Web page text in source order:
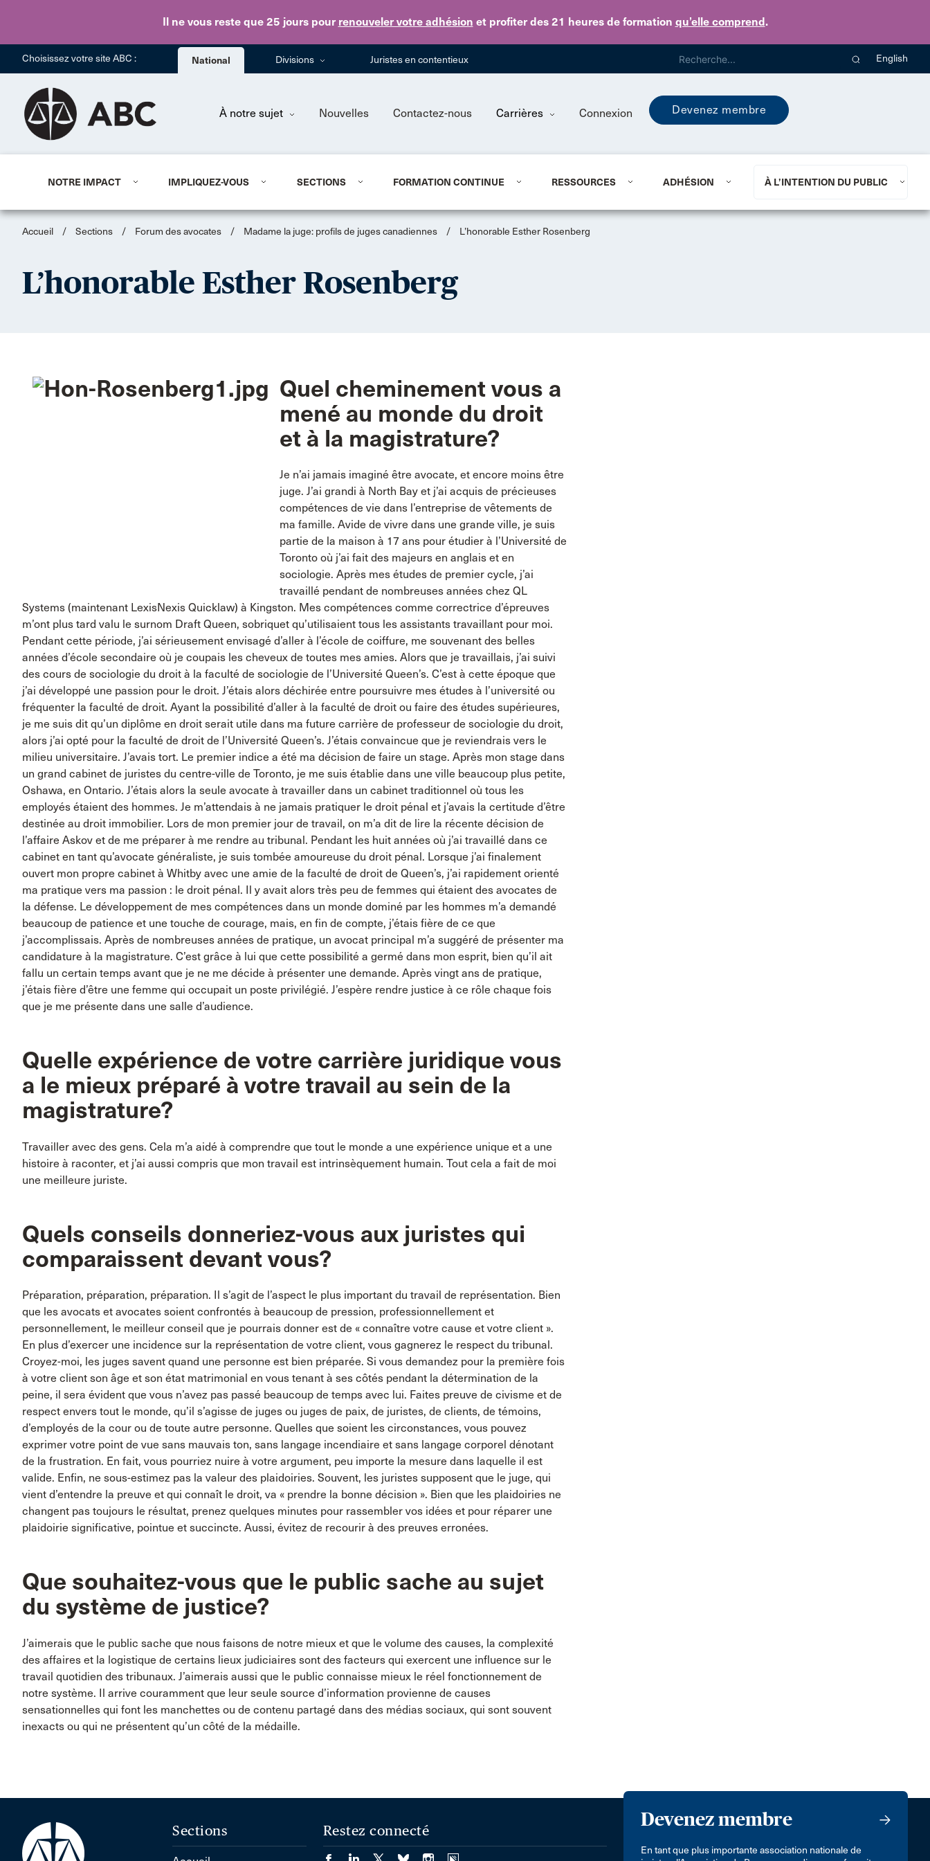
Il ne vous reste que 25 jourspour renouveler votre adhésion et profiter des 21 heures de formation qu’elle comprend.
Skip to main content
Choisissez votre site ABC : National Divisions Juristes en contentieux English
À notre sujet Nouvelles Contactez-nous Carrières Connexion Devenez membre
NOTRE IMPACT IMPLIQUEZ-VOUS SECTIONS FORMATION CONTINUE RESSOURCES ADHÉSION À L’INTENTION DU PUBLIC
Accueil / Sections / Forum des avocates / Madame la juge: profils de juges canadiennes / L’honorable Esther Rosenberg
L’honorable Esther Rosenberg
Quel cheminement vous a
mené au monde du droit
et à la magistrature?
Je n’ai jamais imaginé être avocate, et encore moins être
juge. J’ai grandi à North Bay et j’ai acquis de précieuses
compétences de vie dans l’entreprise de vêtements de
ma famille. Avide de vivre dans une grande ville, je suis
partie de la maison à 17 ans pour étudier à l’Université de
Toronto où j’ai fait des majeurs en anglais et en
sociologie. Après mes études de premier cycle, j’ai
travaillé pendant de nombreuses années chez QL
Systems (maintenant LexisNexis Quicklaw) à Kingston. Mes compétences comme correctrice d’épreuves
m’ont plus tard valu le surnom Draft Queen, sobriquet qu’utilisaient tous les assistants travaillant pour moi.
Pendant cette période, j’ai sérieusement envisagé d’aller à l’école de coiffure, me souvenant des belles
années d’école secondaire où je coupais les cheveux de toutes mes amies. Alors que je travaillais, j’ai suivi
des cours de sociologie du droit à la faculté de sociologie de l’Université Queen’s. C’est à cette époque que
j’ai développé une passion pour le droit. J’étais alors déchirée entre poursuivre mes études à l’université ou
fréquenter la faculté de droit. Ayant la possibilité d’aller à la faculté de droit ou faire des études supérieures,
je me suis dit qu’un diplôme en droit serait utile dans ma future carrière de professeur de sociologie du droit,
alors j’ai opté pour la faculté de droit de l’Université Queen’s. J’étais convaincue que je reviendrais vers le
milieu universitaire. J’avais tort. Le premier indice a été ma décision de faire un stage. Après mon stage dans
un grand cabinet de juristes du centre-ville de Toronto, je me suis établie dans une ville beaucoup plus petite,
Oshawa, en Ontario. J’étais alors la seule avocate à travailler dans un cabinet traditionnel où tous les
employés étaient des hommes. Je m’attendais à ne jamais pratiquer le droit pénal et j’avais la certitude d’être
destinée au droit immobilier. Lors de mon premier jour de travail, on m’a dit de lire la récente décision de
l’affaire Askov et de me préparer à me rendre au tribunal. Pendant les huit années où j’ai travaillé dans ce
cabinet en tant qu’avocate généraliste, je suis tombée amoureuse du droit pénal. Lorsque j’ai finalement
ouvert mon propre cabinet à Whitby avec une amie de la faculté de droit de Queen’s, j’ai rapidement orienté
ma pratique vers ma passion : le droit pénal. Il y avait alors très peu de femmes qui étaient des avocates de
la défense. Le développement de mes compétences dans un monde dominé par les hommes m’a demandé
beaucoup de patience et une touche de courage, mais, en fin de compte, j’étais fière de ce que
j’accomplissais. Après de nombreuses années de pratique, un avocat principal m’a suggéré de présenter ma
candidature à la magistrature. C’est grâce à lui que cette possibilité a germé dans mon esprit, bien qu’il ait
fallu un certain temps avant que je ne me décide à présenter une demande. Après vingt ans de pratique,
j’étais fière d’être une femme qui occupait un poste privilégié. J’espère rendre justice à ce rôle chaque fois
que je me présente dans une salle d’audience.
Quelle expérience de votre carrière juridique vous
a le mieux préparé à votre travail au sein de la
magistrature?
Travailler avec des gens. Cela m’a aidé à comprendre que tout le monde a une expérience unique et a une
histoire à raconter, et j’ai aussi compris que mon travail est intrinsèquement humain. Tout cela a fait de moi
une meilleure juriste.
Quels conseils donneriez-vous aux juristes qui
comparaissent devant vous?
Préparation, préparation, préparation. Il s’agit de l’aspect le plus important du travail de représentation. Bien
que les avocats et avocates soient confrontés à beaucoup de pression, professionnellement et
personnellement, le meilleur conseil que je pourrais donner est de « connaître votre cause et votre client ».
En plus d’exercer une incidence sur la représentation de votre client, vous gagnerez le respect du tribunal.
Croyez-moi, les juges savent quand une personne est bien préparée. Si vous demandez pour la première fois
à votre client son âge et son état matrimonial en vous tenant à ses côtés pendant la détermination de la
peine, il sera évident que vous n’avez pas passé beaucoup de temps avec lui. Faites preuve de civisme et de
respect envers tout le monde, qu’il s’agisse de juges ou juges de paix, de juristes, de clients, de témoins,
d’employés de la cour ou de toute autre personne. Quelles que soient les circonstances, vous pouvez
exprimer votre point de vue sans mauvais ton, sans langage incendiaire et sans langage corporel dénotant
de la frustration. En fait, vous pourriez nuire à votre argument, peu importe la mesure dans laquelle il est
valide. Enfin, ne sous-estimez pas la valeur des plaidoiries. Souvent, les juristes supposent que le juge, qui
vient d’entendre la preuve et qui connaît le droit, va « prendre la bonne décision ». Bien que les plaidoiries ne
changent pas toujours le résultat, prenez quelques minutes pour rassembler vos idées et pour réparer une
plaidoirie significative, pointue et succincte. Aussi, évitez de recourir à des preuves erronées.
Que souhaitez-vous que le public sache au sujet
du système de justice?
J’aimerais que le public sache que nous faisons de notre mieux et que le volume des causes, la complexité
des affaires et la logistique de certains lieux judiciaires sont des facteurs qui exercent une influence sur le
travail quotidien des tribunaux. J’aimerais aussi que le public connaisse mieux le réel fonctionnement de
notre système. Il arrive couramment que leur seule source d’information provienne de causes
sensationnelles qui font les manchettes ou de contenu partagé dans des médias sociaux, qui sont souvent
inexacts ou qui ne présentent qu’un côté de la médaille.
Devenez membre
En tant que plus importante association nationale de
Sections Restez connecté